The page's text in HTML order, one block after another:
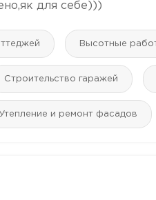
для себе)))
Высотные
Строительство гаражей
Утепление и ремонт фасадов